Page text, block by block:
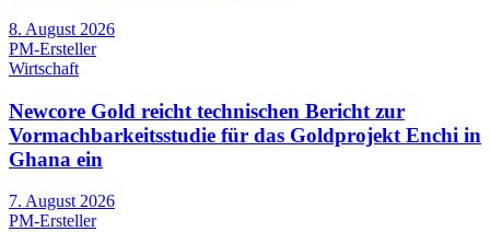
8. August 2026
PM-Ersteller
Wirtschaft
Newcore Gold reicht technischen Bericht zur
Vormachbarkeitsstudie für das Goldprojekt Enchi in
Ghana ein
7. August 2026
PM-Ersteller